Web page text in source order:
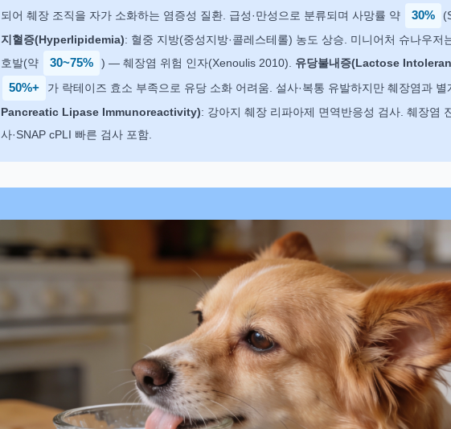
되어 췌장 조직을 자가 소화하는 염증성 질환. 급성·만성으로 분류되며 사망률 약
30%
지혈증(Hyperlipidemia): 혈중 지방(중성지방·콜레스테롤) 농도 상승. 미니어처 슈나우저
호발(약
30~75% ) — 췌장염 위험 인자(Xenoulis 2010). 유당불내증(Lactose
50%+
가 락테이즈 효소 부족으로 유당 소화 어려움. 설사·복통 유발하지만 췌장염과
Pancreatic Lipase Immunoreactivity): 강아지 췌장 리파아제 면역반응성 검사. 췌장염
사·SNAP cPLI 빠른 검사 포함.